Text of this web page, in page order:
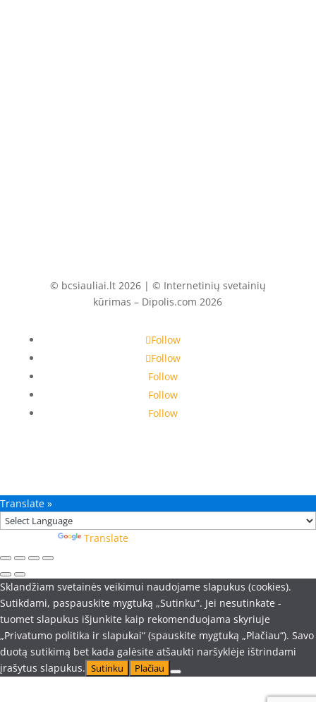
© bcsiauliai.lt 2026 | © Internetinių svetainių
kūrimas – Dipolis.com 2026
Follow
Follow
Follow
Follow
Follow
Translate »
Translate
Sklandžiam svetainės veikimui naudojame slapukus (cookies).
Sutikdami, paspauskite mygtuką „Sutinku“. Jei nesutinkate -
tuomet slapukus išjunkite kaip rekomenduojama skyriuje
„Privatumo politika ir slapukai“ (spauskite mygtuką „Plačiau“). Savo
duotą sutikimą bet kada galėsite atšaukti naršyklėje ištrindami
įrašytus slapukus. Sutinku Plačiau